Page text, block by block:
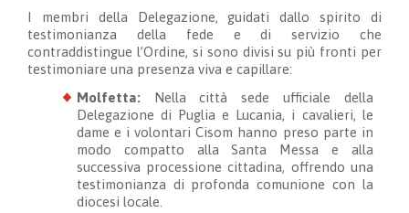
I membri della Delegazione, guidati dallo spirito di
testimonianza della fede e di servizio che
contraddistingue l’Ordine, si sono divisi su più fronti per
testimoniare una presenza viva e capillare:
Molfetta:Nella città sede ufficiale della
Delegazione di Puglia e Lucania, i cavalieri, le
dame e i volontari Cisom hanno preso parte in
modo compatto alla Santa Messa e alla
successiva processione cittadina, offrendo una
testimonianza di profonda comunione con la
diocesi locale.